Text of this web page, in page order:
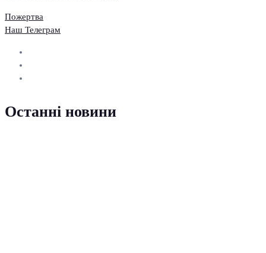
Пожертва
Наш Телеграм
Останні новини